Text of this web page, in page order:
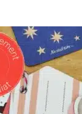
à